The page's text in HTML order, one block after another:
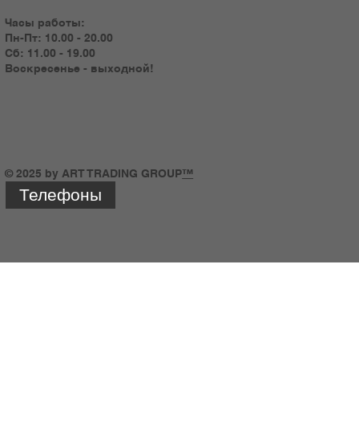
Часы работы:
Пн-Пт: 10.00 - 20.00
Сб: 11.00 - 19.00
Воскресенье - выходной!
© 2025 by ART TRADING GROUP™
Телефоны